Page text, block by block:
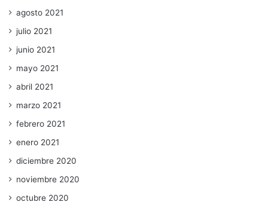
agosto 2021
julio 2021
junio 2021
mayo 2021
abril 2021
marzo 2021
febrero 2021
enero 2021
diciembre 2020
noviembre 2020
octubre 2020